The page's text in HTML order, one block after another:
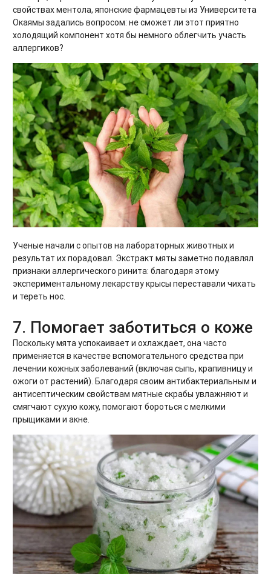
свойствах ментола, японские фармацевты из Университета
Окаямы задались вопросом: не сможет ли этот приятно
холодящий компонент хотя бы немного облегчить участь
аллергиков?
Ученые начали с опытов на лабораторных животных и
результат их порадовал. Экстракт мяты заметно подавлял
признаки аллергического ринита: благодаря этому
экспериментальному лекарству крысы переставали чихать
и тереть нос.
7. Помогает заботиться о коже
Поскольку мята успокаивает и охлаждает, она часто
применяется в качестве вспомогательного средства при
лечении кожных заболеваний (включая сыпь, крапивницу и
ожоги от растений). Благодаря своим антибактериальным и
антисептическим свойствам мятные скрабы увлажняют и
смягчают сухую кожу, помогают бороться с мелкими
прыщиками и акне.